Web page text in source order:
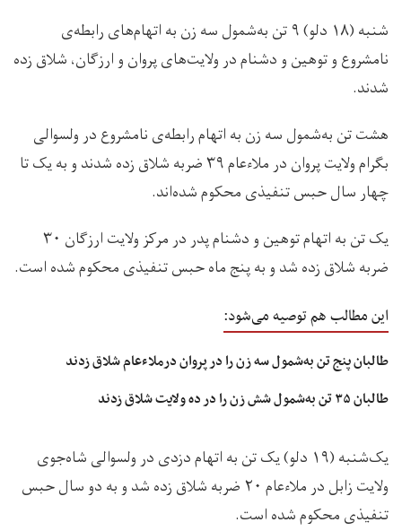
شنبه (۱۸ دلو) ۹ تن به‌شمول سه زن به اتهام‌های رابطه‌ی
نامشروع و توهین و دشنام در ولایت‌های پروان و ارزگان، شلاق زده
شدند.
هشت تن به‌شمول سه زن به اتهام رابطه‌ی نامشروع در ولسوالی
بگرام ولايت پروان در ملاءعام ۳۹ ضربه شلاق زده شدند و به یک تا
چهار سال حبس تنفيذی محکوم شده‌اند.
یک تن به اتهام توهین و دشنام پدر در مرکز ولایت ارزگان ۳۰
ضربه شلاق زده شد و به پنج ماه حبس تنفيذی محکوم شده است.
این مطالب هم توصیه می‌شود:
طالبان پنج تن به‌شمول سه زن را در پروان درملاءعام شلاق زدند
طالبان ۳۵ تن به‌شمول شش زن را در ده ولایت شلاق زدند
یک‌شنبه (۱۹ دلو) یک تن به اتهام دزدی در ولسوالی شاه‌جوی
ولایت زابل در ملاءعام ۲۰ ضربه شلاق زده شد و به دو سال حبس
تنفیذی محکوم شده است.